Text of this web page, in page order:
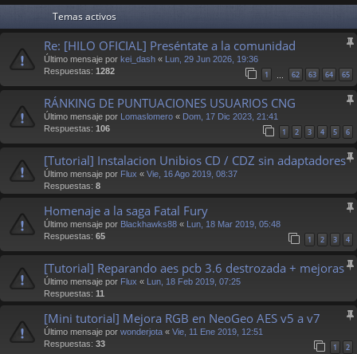
Temas activos
Re: [HILO OFICIAL] Preséntate a la comunidad
Último mensaje por kei_dash « Lun, 29 Jun 2026, 19:36
Respuestas: 1282 1 … 62 63 64 65
RÁNKING DE PUNTUACIONES USUARIOS CNG
Último mensaje por Lomaslomero « Dom, 17 Dic 2023, 21:41
Respuestas: 106 1 2 3 4 5 6
[Tutorial] Instalacion Unibios CD / CDZ sin adaptadores
Último mensaje por Flux « Vie, 16 Ago 2019, 08:37
Respuestas: 8
Homenaje a la saga Fatal Fury
Último mensaje por Blackhawks88 « Lun, 18 Mar 2019, 05:48
Respuestas: 65 1 2 3 4
[Tutorial] Reparando aes pcb 3.6 destrozada + mejoras
Último mensaje por Flux «
Lun, 18 Feb 2019, 07:25
Respuestas: 11
[Mini tutorial] Mejora RGB en NeoGeo AES v5 a v7
Último mensaje por wonderjota « Vie, 11 Ene 2019, 12:51
Respuestas: 33 1 2